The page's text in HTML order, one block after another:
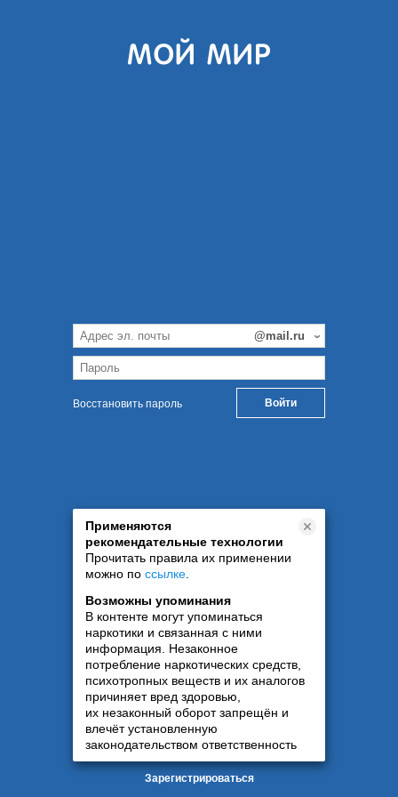
Восстановить пароль
Применяются
рекомендательные технологии
Прочитать правила их применении
можно по ссылке
Возможны упоминания
В контенте могут упоминаться
наркотики и связанная с ними
информация. Незаконное
потребление наркотических средств,
психотропных веществ и их аналогов
причиняет вред здоровью,
их незаконный оборот запрещён и
влечёт установленную
законодательством ответственность
Зарегистрироваться